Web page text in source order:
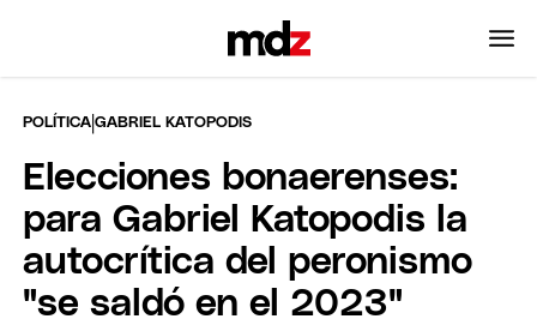
POLÍTICA |GABRIEL KATOPODIS
Elecciones bonaerenses:
para Gabriel Katopodis la
autocrítica del peronismo
"se saldó en el 2023"